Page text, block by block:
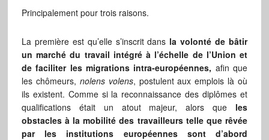
Principalement pour trois raisons.
La première est qu’elle s’inscrit dans la volonté de bâtir
un marché du travail intégré à l’échelle de l’Union et
de faciliter les migrations intra-européennes, afin que
les chômeurs, nolens volens, postulent aux emplois là où
ils existent. Comme si la reconnaissance des diplômes et
qualifications était un atout majeur, alors que les
obstacles à la mobilité des travailleurs telle que rêvée
par les institutions européennes sont d’abord